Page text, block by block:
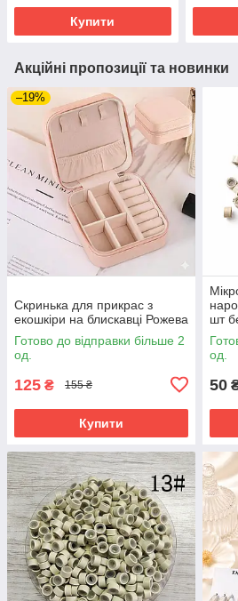
Купити
Акційні пропозиції та новинки
–19%
Скринька для прикрас з
екошкіри на блискавці Рожева
Готово до відправки більше 2
од.
125 ₴ 155 ₴
Купити
шт
од.
50